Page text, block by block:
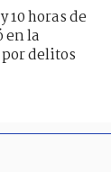
10 horas de
en la
delitos